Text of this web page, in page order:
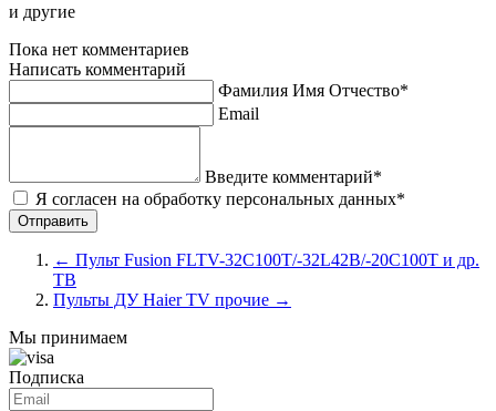
и другие
Пока нет комментариев
Написать комментарий
Фамилия Имя Отчество*
Email
Введите комментарий*
Я согласен на обработку персональных данных*
← Пульт Fusion FLTV-32C100T/-32L42B/-20C100T и др.
ТВ
Пульты ДУ Haier TV прочие →
Мы принимаем
Подписка